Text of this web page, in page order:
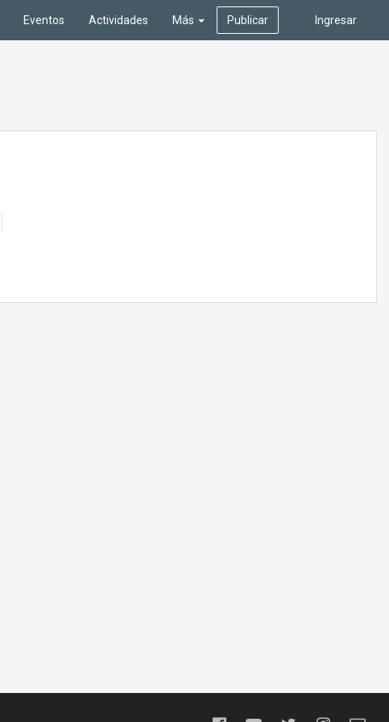
Ingresar
Eventos Actividades Más Publicar